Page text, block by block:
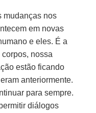
mudanças nos
em novas
e eles. É a
nossa
estão ficando
anteriormente.
para sempre.
diálogos